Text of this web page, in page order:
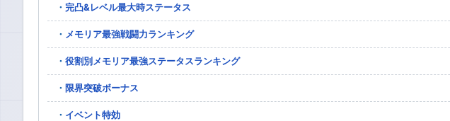
完凸&レベル最大時ステータス
メモリア最強戦闘力ランキング
役割別メモリア最強ステータスランキング
限界突破ボーナス
イベント特効